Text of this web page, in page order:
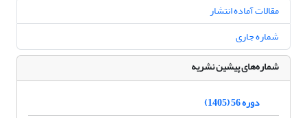
مقالات آماده انتشار
شماره جاری
شماره‌های پیشین نشریه
دوره 56 (1405)